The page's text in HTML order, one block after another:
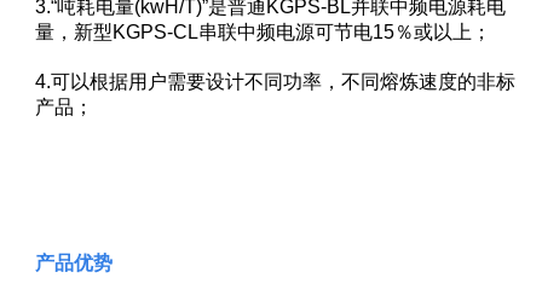
3.“吨耗电量(kwH/T)”是普通KGPS-BL并联中频电源耗电
量，新型KGPS-CL串联中频电源可节电15％或以上；
4.可以根据用户需要设计不同功率，不同熔炼速度的非标
产品；
产品优势